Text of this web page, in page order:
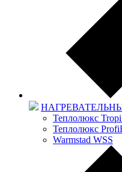
Теплолюкс
Теплолюкс
Warmstad WSS